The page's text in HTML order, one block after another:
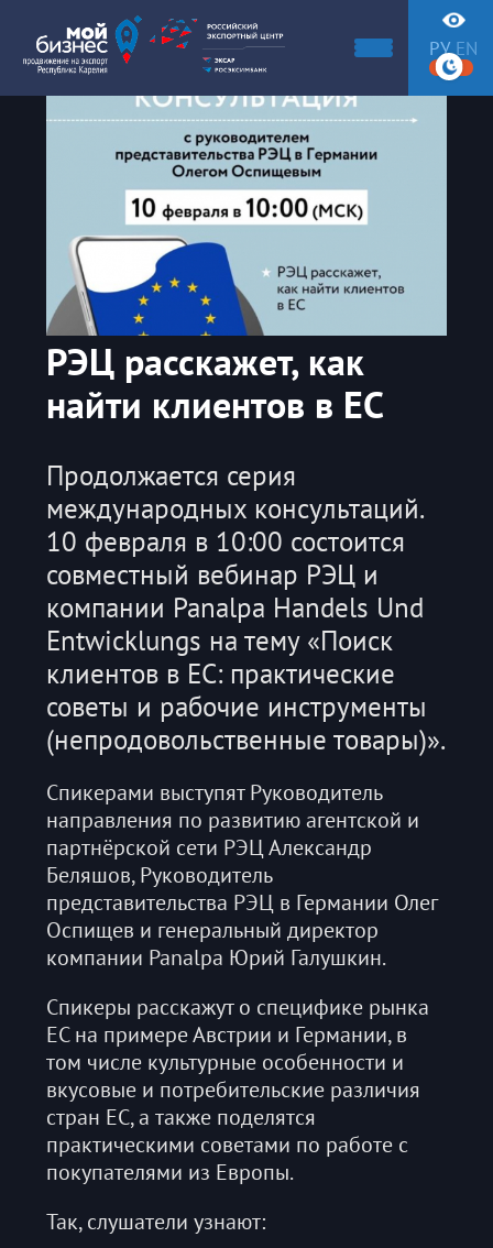
РУ EN
РЭЦ расскажет, как
найти клиентов в ЕС
Продолжается серия
международных консультаций.
10 февраля в 10:00 состоится
совместный вебинар РЭЦ и
компании Panalpa Handels Und
Entwicklungs на тему «Поиск
клиентов в ЕС: практические
советы и рабочие инструменты
(непродовольственные товары)».
Спикерами выступят Руководитель
направления по развитию агентской и
партнёрской сети РЭЦ Александр
Беляшов, Руководитель
представительства РЭЦ в Германии Олег
Оспищев и генеральный директор
компании Panalpa Юрий Галушкин.
Спикеры расскажут о специфике рынка
ЕС на примере Австрии и Германии, в
том числе культурные особенности и
вкусовые и потребительские различия
стран ЕС, а также поделятся
практическими советами по работе с
покупателями из Европы.
Так, слушатели узнают: